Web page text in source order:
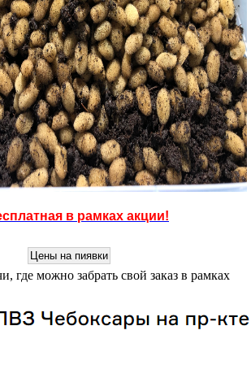
в рамках акции!
где можно забрать свой заказ в рамках